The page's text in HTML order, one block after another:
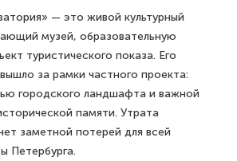
— это живой культурный
музей, образовательную
туристического показа. Его
за рамки частного проекта:
городского ландшафта и важной
памяти. Утрата
заметной потерей для всей
Петербурга.